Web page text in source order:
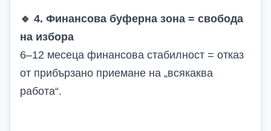
🔹 4. Финансова буферна зона = свобода
на избора
6–12 месеца финансова стабилност = отказ
от прибързано приемане на „всякаква
работа“.